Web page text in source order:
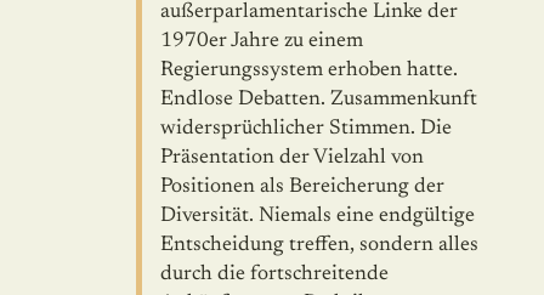
außerparlamentarische Linke der
1970er Jahre zu einem
Regierungssystem erhoben hatte.
Endlose Debatten. Zusam­menkunft
widersprüchlicher Stimmen. Die
Präsentation der Vielzahl von
Positionen als Bereicherung der
Diversität. Niemals eine endgültige
Ent­scheidung treffen, sondern alles
durch die fortschreitende